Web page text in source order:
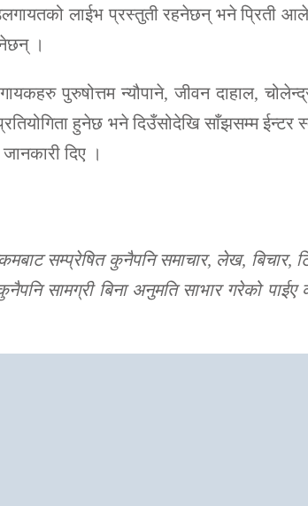
लाईभ प्रस्तुती रहनेछन् भने प्रिती आले,
।
पुरुषोत्तम न्यौपाने, जीवन दाहाल,
हुनेछ भने दिउँसोदेखि साँझसम्म ईन्टर
दिए ।
सम्प्रेषित कुनैपनि समाचार, लेख, बिचार,
सामग्री बिना अनुमति साभार गरेको पाईए